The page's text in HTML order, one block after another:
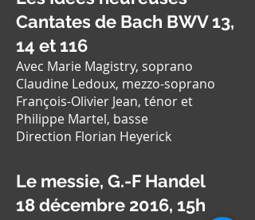
Cantates de Bach BWV 13,
14 et 116
Avec Marie Magistry, soprano
Claudine Ledoux, mezzo-soprano
François-Olivier Jean, ténor et
Philippe Martel, basse
Direction Florian Heyerick
Le messie, G.-F Handel
18 décembre 2016, 15h